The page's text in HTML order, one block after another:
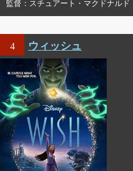
監督 スチュアート・マクドナルド
4 ウィッシュ